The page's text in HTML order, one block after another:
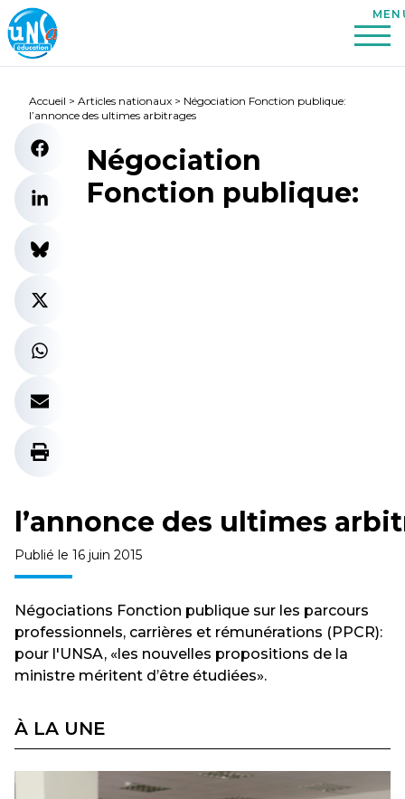
Accueil > Articles nationaux > Négociation Fonction publique:
l’annonce des ultimes arbitrages
Négociation
Fonction publique:
l’annonce des ultimes
Publié le 16 juin 2015
Négociations Fonction publique sur les parcours
professionnels, carrières et rémunérations (PPCR):
pour l'UNSA, «les nouvelles propositions de la
ministre méritent d’être étudiées».
À LA UNE